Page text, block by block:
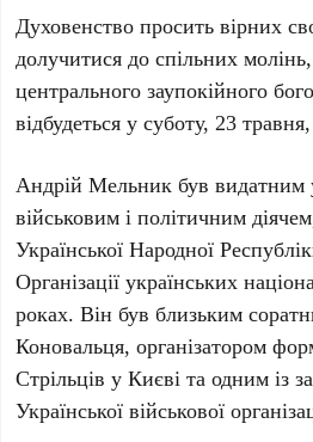
Духовенство просить вірних
долучитися до спільних
центрального заупокійного
відбудеться у суботу,23 травня
Андрій Мельник був видатним
військовим і політичним
Української Народної
Організації українських
роках. Він був близьким
Коновальця, організатором
Стрільців уКиєві та одним із
Української військової